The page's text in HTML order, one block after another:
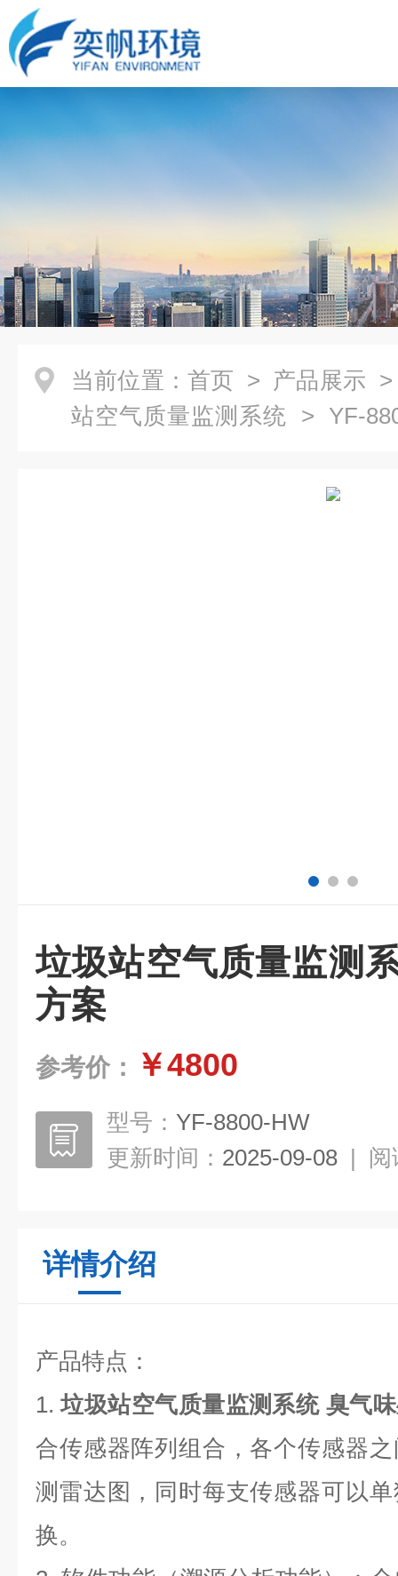
当前位置： 首页 > 产品展示
站空气质量监测系统 > YF-
垃圾站空气质量监测
方案
参考价： ￥4800
型号： YF-8800-HW
更新时间： 2025-09-08 | 阅
详情介绍
产品特点：
1.垃圾站空气质量监测系统 臭气
合传感器阵列组合，各个传感器
测雷达图，同时每支传感器可以
换。